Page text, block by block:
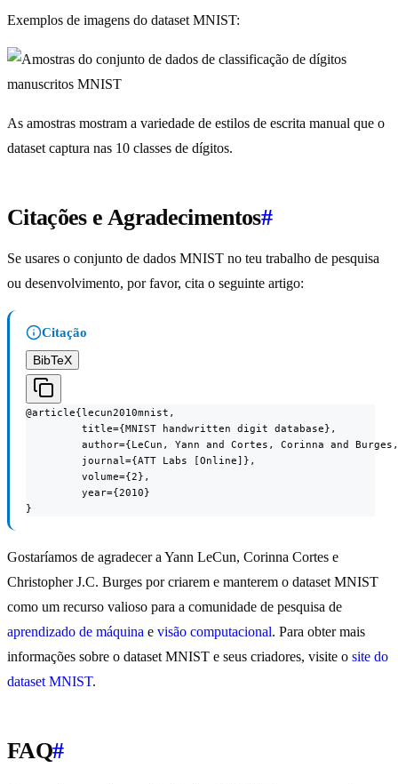
Exemplos de imagens do dataset MNIST:
As amostras mostram a variedade de estilos de escrita manual que o
dataset captura nas 10 classes de dígitos.
Citações e Agradecimentos#
Se usares o conjunto de dados MNIST no teu trabalho de pesquisa
ou desenvolvimento, por favor, cita o seguinte artigo:
Citação
BibTeX
@article{lecun2010mnist,
         title={MNIST handwritten digit database},
author={LeCun, Yann and Cortes, Corinna and
         journal={ATT Labs [Online]},
         volume={2},
         year={2010}
}
Gostaríamos de agradecer a Yann LeCun, Corinna Cortes e
Christopher J.C. Burges por criarem e manterem o dataset MNIST
como um recurso valioso para a comunidade de pesquisa de
aprendizado de máquina e visão computacional. Para obter mais
informações sobre o dataset MNIST e seus criadores, visite o site do
dataset MNIST.
FAQ#